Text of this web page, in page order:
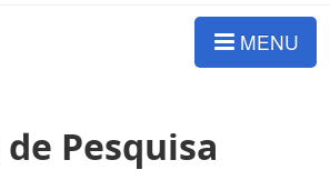
MENU
Pesquisa